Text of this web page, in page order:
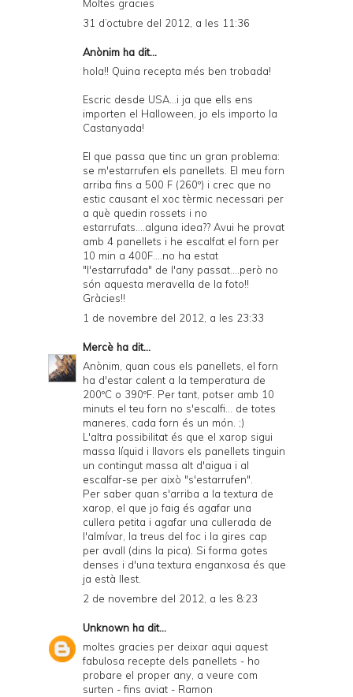
Moltes gracies
31 d’octubre del 2012, a les 11:36
Anònim ha dit...
hola!! Quina recepta més ben trobada!
Escric desde USA...i ja que ells ens
importen el Halloween, jo els importo la
Castanyada!
El que passa que tinc un gran problema:
se m'estarrufen els panellets. El meu forn
arriba fins a 500 F (260º) i crec que no
estic causant el xoc tèrmic necessari per
a què quedin rossets i no
estarrufats....alguna idea?? Avui he provat
amb 4 panellets i he escalfat el forn per
10 min a 400F....no ha estat
"l'estarrufada" de l'any passat....però no
són aquesta meravella de la foto!!
Gràcies!!
1 de novembre del 2012, a les 23:33
Mercè ha dit...
Anònim, quan cous els panellets, el forn
ha d'estar calent a la temperatura de
200ºC o 390ºF. Per tant, potser amb 10
minuts el teu forn no s'escalfi... de totes
maneres, cada forn és un món. ;)
L'altra possibilitat és que el xarop sigui
massa líquid i llavors els panellets tinguin
un contingut massa alt d'aigua i al
escalfar-se per això "s'estarrufen".
Per saber quan s'arriba a la textura de
xarop, el que jo faig és agafar una
cullera petita i agafar una cullerada de
l'almívar, la treus del foc i la gires cap
per avall (dins la pica). Si forma gotes
denses i d'una textura enganxosa és que
ja està llest.
2 de novembre del 2012, a les 8:23
Unknown ha dit...
moltes gracies per deixar aqui aquest
fabulosa recepte dels panellets - ho
probare el proper any, a veure com
surten - fins aviat - Ramon